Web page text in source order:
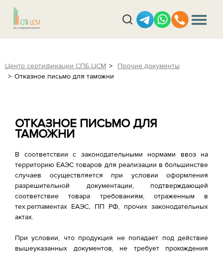
Центр сертификации СПБ ЦСМ
Прочие документы
Отказное письмо для таможни
ОТКАЗНОЕ ПИСЬМО ДЛЯ
ТАМОЖНИ
В соответствии с законодательными нормами ввоз на
территорию ЕАЭС товаров для реализации в большинстве
случаев осуществляется при условии оформления
разрешительной документации, подтверждающей
соответствие товара требованиям, отраженным в
тех.регламентах ЕАЭС, ПП РФ, прочих законодательных
актах.
При условии, что продукция не попадает под действие
вышеуказанных документов, не требует прохождения